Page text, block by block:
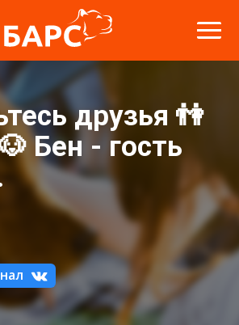
друзья 👫
Бен - гость